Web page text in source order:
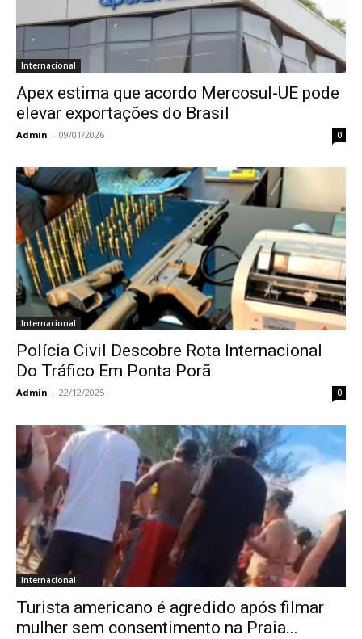
Internacional
Apex estima que acordo Mercosul-UE pode
elevar exportações do Brasil
Admin - 09/01/2026 0
Internacional
Polícia Civil Descobre Rota Internacional
Do Tráfico Em Ponta Porã
Admin - 22/12/2025 0
Internacional
Turista americano é agredido após filmar
mulher sem consentimento na Praia...